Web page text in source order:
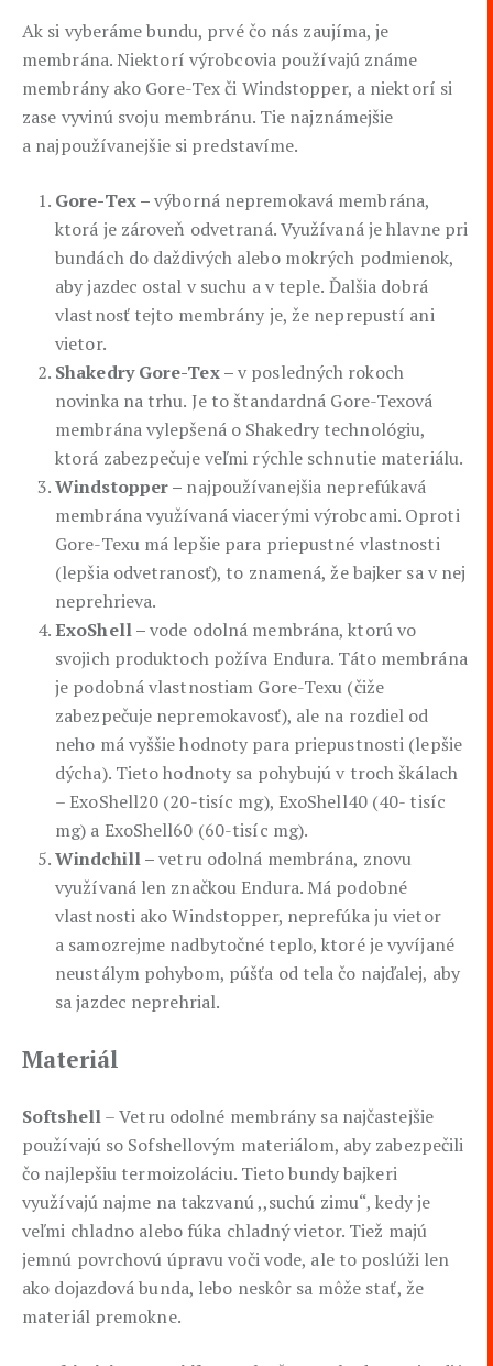
Ak si vyberáme bundu, prvé čo nás zaujíma, je
membrána. Niektorí výrobcovia používajú známe
membrány ako Gore-Tex či Windstopper, a niektorí si
zase vyvinú svoju membránu. Tie najznámejšie
a najpoužívanejšie si predstavíme.
Gore-Tex –výborná nepremokavá membrána,
ktorá je zároveň odvetraná. Využívaná je hlavne pri
bundách do daždivých alebo mokrých podmienok,
aby jazdec ostal v suchu a v teple. Ďalšia dobrá
vlastnosť tejto membrány je, že neprepustí ani
vietor.
Shakedry Gore-Tex –v posledných rokoch
novinka na trhu. Je to štandardná Gore-Texová
membrána vylepšená o Shakedry technológiu,
ktorá zabezpečuje veľmi rýchle schnutie materiálu.
Windstopper – najpoužívanejšia neprefúkavá
membrána využívaná viacerými výrobcami. Oproti
Gore-Texu má lepšie para priepustné vlastnosti
(lepšia odvetranosť), to znamená, že bajker sa v nej
neprehrieva.
ExoShell –vode odolná membrána, ktorú vo
svojich produktoch požíva Endura. Táto membrána
je podobná vlastnostiam Gore-Texu (čiže
zabezpečuje nepremokavosť), ale na rozdiel od
neho má vyššie hodnoty para priepustnosti (lepšie
dýcha). Tieto hodnoty sa pohybujú v troch škálach
– ExoShell20 (20-tisíc mg), ExoShell40 (40- tisíc
mg) a ExoShell60 (60-tisíc mg).
Windchill –vetru odolná membrána, znovu
využívaná len značkou Endura. Má podobné
vlastnosti ako Windstopper, neprefúka ju vietor
a samozrejme nadbytočné teplo, ktoré je vyvíjané
neustálym pohybom, púšťa od tela čo najďalej, aby
sa jazdec neprehrial.
Materiál
Softshell– Vetru odolné membrány sa najčastejšie
používajú so Sofshellovým materiálom, aby zabezpečili
čo najlepšiu termoizoláciu. Tieto bundy bajkeri
využívajú najme na takzvanú ,,suchú zimu“, kedy je
veľmi chladno alebo fúka chladný vietor. Tiež majú
jemnú povrchovú úpravu voči vode, ale to poslúži len
ako dojazdová bunda, lebo neskôr sa môže stať, že
materiál premokne.